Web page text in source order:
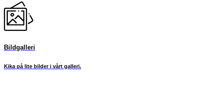
Bildgalleri
Kika på lite bilder i vårt galleri.